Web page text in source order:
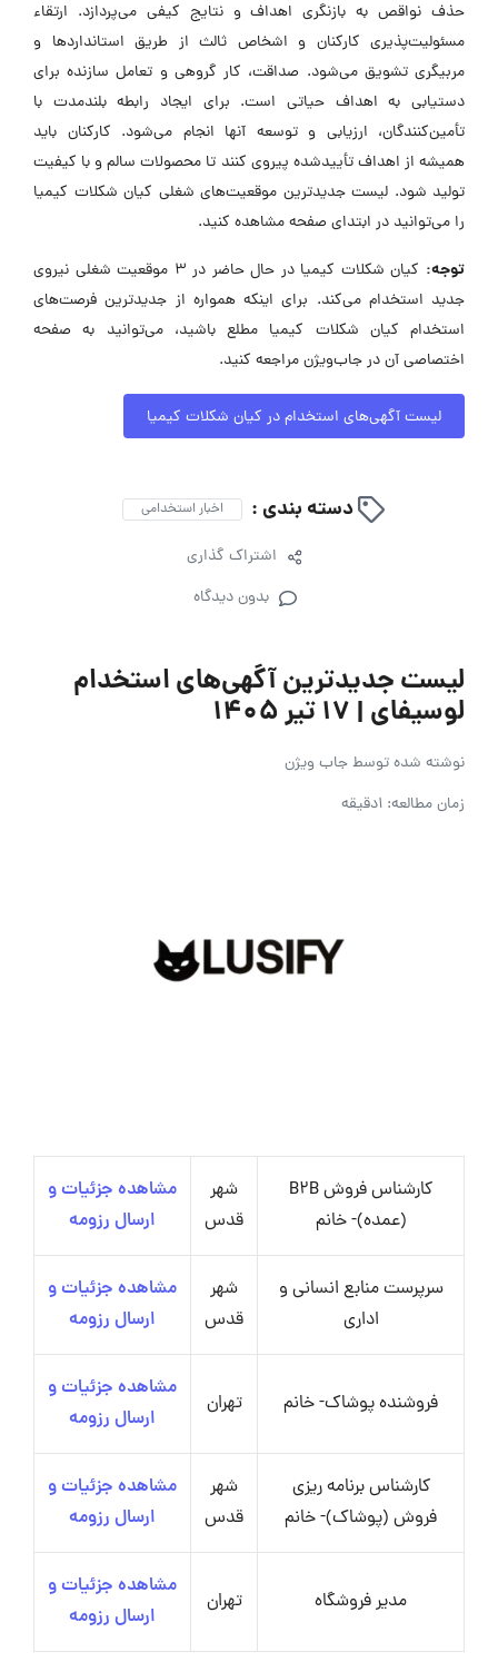
حذف نواقص به بازنگری اهداف و نتایج کیفی می‌پردازد. ارتقاء
مسئولیت‌پذیری کارکنان و اشخاص ثالث از طریق استانداردها و
مربیگری تشویق می‌شود. صداقت، کار گروهی و تعامل سازنده برای
دستیابی به اهداف حیاتی است. برای ایجاد رابطه بلندمدت با
تأمین‌کنندگان، ارزیابی و توسعه آنها انجام می‌شود. کارکنان باید
همیشه از اهداف تأییدشده پیروی کنند تا محصولات سالم و با کیفیت
تولید شود. لیست جدیدترین موقعیت‌های شغلی کیان شکلات کیمیا
را می‌توانید در ابتدای صفحه مشاهده کنید.
توجه:
کیان شکلات کیمیا در حال حاضر در ۳ موقعیت شغلی نیروی
جدید استخدام می‌کند. برای اینکه همواره از جدیدترین فرصت‌های
استخدام کیان شکلات کیمیا مطلع باشید، می‌توانید به صفحه
اختصاصی آن در جاب‌ویژن مراجعه کنید.
لیست آگهی‌های استخدام در کیان شکلات کیمیا
دسته بندی : اخبار استخدامی
اشتراک گذاری
بدون دیدگاه
لیست جدیدترین آگهی‌های استخدام
لوسیفای | ۱۷ تیر ۱۴۰۵
نوشته شده توسطجاب ویژن
زمان مطالعه: 1دقیقه
کارشناس فروش B2B
(عمده)- خانم
شهر
قدس
مشاهده جزئیات و
ارسال رزومه
سرپرست منابع انسانی و
اداری
شهر
قدس
مشاهده جزئیات و
ارسال رزومه
فروشنده پوشاک- خانم تهران
مشاهده جزئیات و
ارسال رزومه
کارشناس برنامه ریزی
فروش (پوشاک)- خانم
شهر
قدس
مشاهده جزئیات و
ارسال رزومه
مدیر فروشگاه تهران
مشاهده جزئیات و
ارسال رزومه